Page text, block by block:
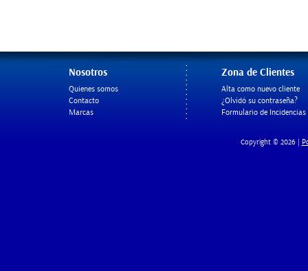
Nosotros
Quienes somos
Contacto
Marcas
Zona de Clientes
Alta como nuevo cliente
¿Olvidó su contraseña?
Formulario de Incidencias
Copyright © 2026 |